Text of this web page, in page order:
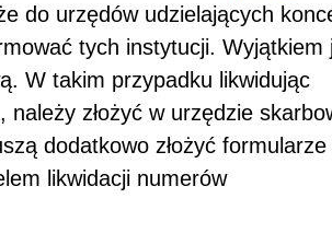
do urzędów udzielających
tych instytucji. Wyjątkiem
W takim przypadku likwidując
należy złożyć w urzędzie
dodatkowo złożyć
likwidacji numerów